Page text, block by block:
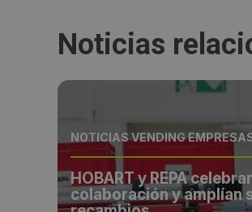
Noticias
NOTICIAS VENDING
HOBART y REPA
colaboración y amplían